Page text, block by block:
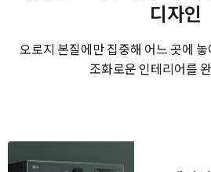
디자인
오로지 본질에만 집중해 어느 곳에
조화로운 인테리어를